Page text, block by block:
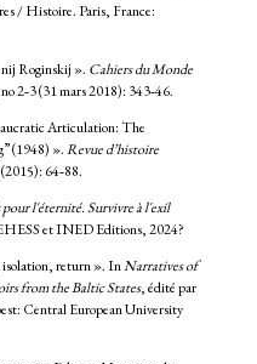
/ Histoire. Paris, France:
Roginskij ». Cahiers du Monde
2‑3 (31 mars 2018): 343‑46.
Articulation: The
(1948) ».Revue d’histoire
64‑88.
l'éternité. Survivre à l'exil
et INED Editions, 2024?
return ». InNarratives of
from the Baltic States, édité par
Central European University